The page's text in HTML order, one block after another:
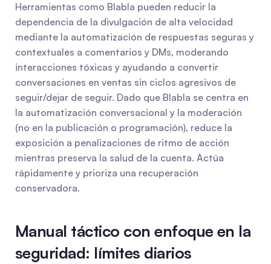
Herramientas como Blabla pueden reducir la
dependencia de la divulgación de alta velocidad
mediante la automatización de respuestas seguras y
contextuales a comentarios y DMs, moderando
interacciones tóxicas y ayudando a convertir
conversaciones en ventas sin ciclos agresivos de
seguir/dejar de seguir. Dado que Blabla se centra en
la automatización conversacional y la moderación
(no en la publicación o programación), reduce la
exposición a penalizaciones de ritmo de acción
mientras preserva la salud de la cuenta. Actúa
rápidamente y prioriza una recuperación
conservadora.
Manual táctico con enfoque en la
seguridad: límites diarios